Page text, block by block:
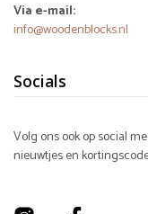
Via e-mail:
info@woodenblocks.nl
Socials
Volg ons ook op social
nieuwtjes en